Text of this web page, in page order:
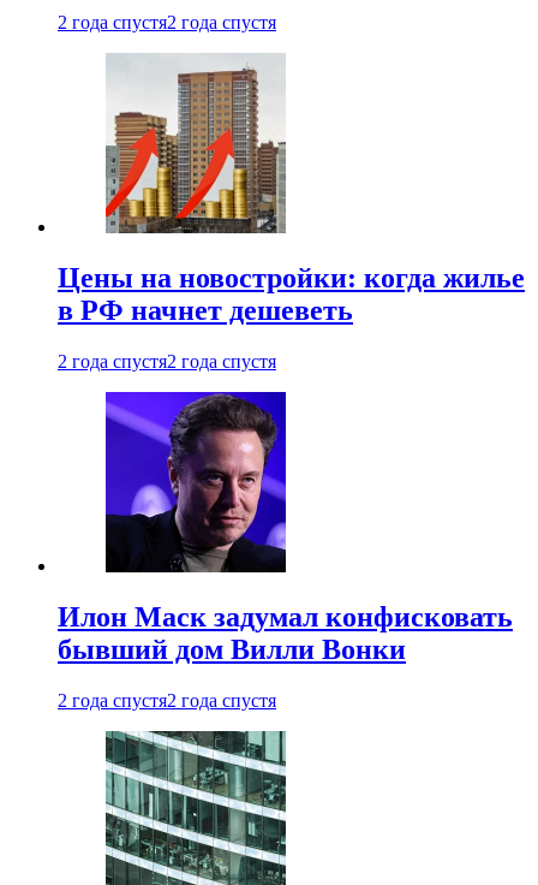
2 года спустя2 года спустя
Цены на новостройки: когда жилье
в РФ начнет дешеветь
2 года спустя2 года спустя
Илон Маск задумал конфисковать
бывший дом Вилли Вонки
2 года спустя2 года спустя